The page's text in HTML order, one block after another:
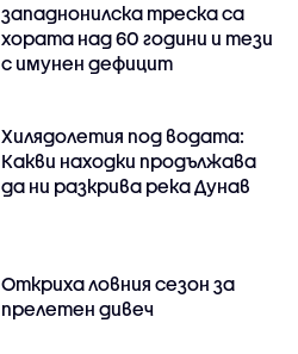
западнонилска треска са
хората над 60 години и тези
с имунен дефицит
Хилядолетия под водата:
Какви находки продължава
да ни разкрива река Дунав
Откриха ловния сезон за
прелетен дивеч